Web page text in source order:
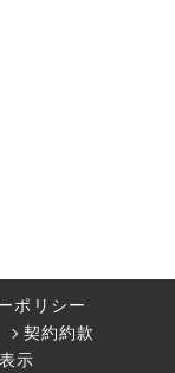
ポリシー
契約約款
示